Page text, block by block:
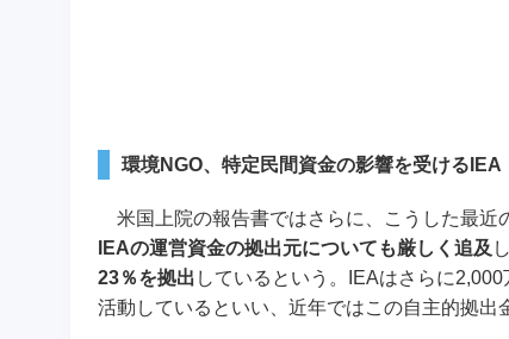
環境NGO、特定民間資金の影響を受けるIEA
米国上院の報告書ではさらに、こうした最近
IEAの運営資金の拠出元についても厳しく追及
23％を拠出 しているという。IEAはさらに
活動しているといい、近年ではこの自主的拠出